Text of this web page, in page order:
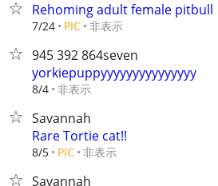
Rehoming adult female pitbull
7/24 PIC 非表示
945 392 864seven
yorkiepuppyyyyyyyyyyyyyyy
8/4 非表示
Savannah
Rare Tortie cat!!
8/5 PIC 非表示
Savannah